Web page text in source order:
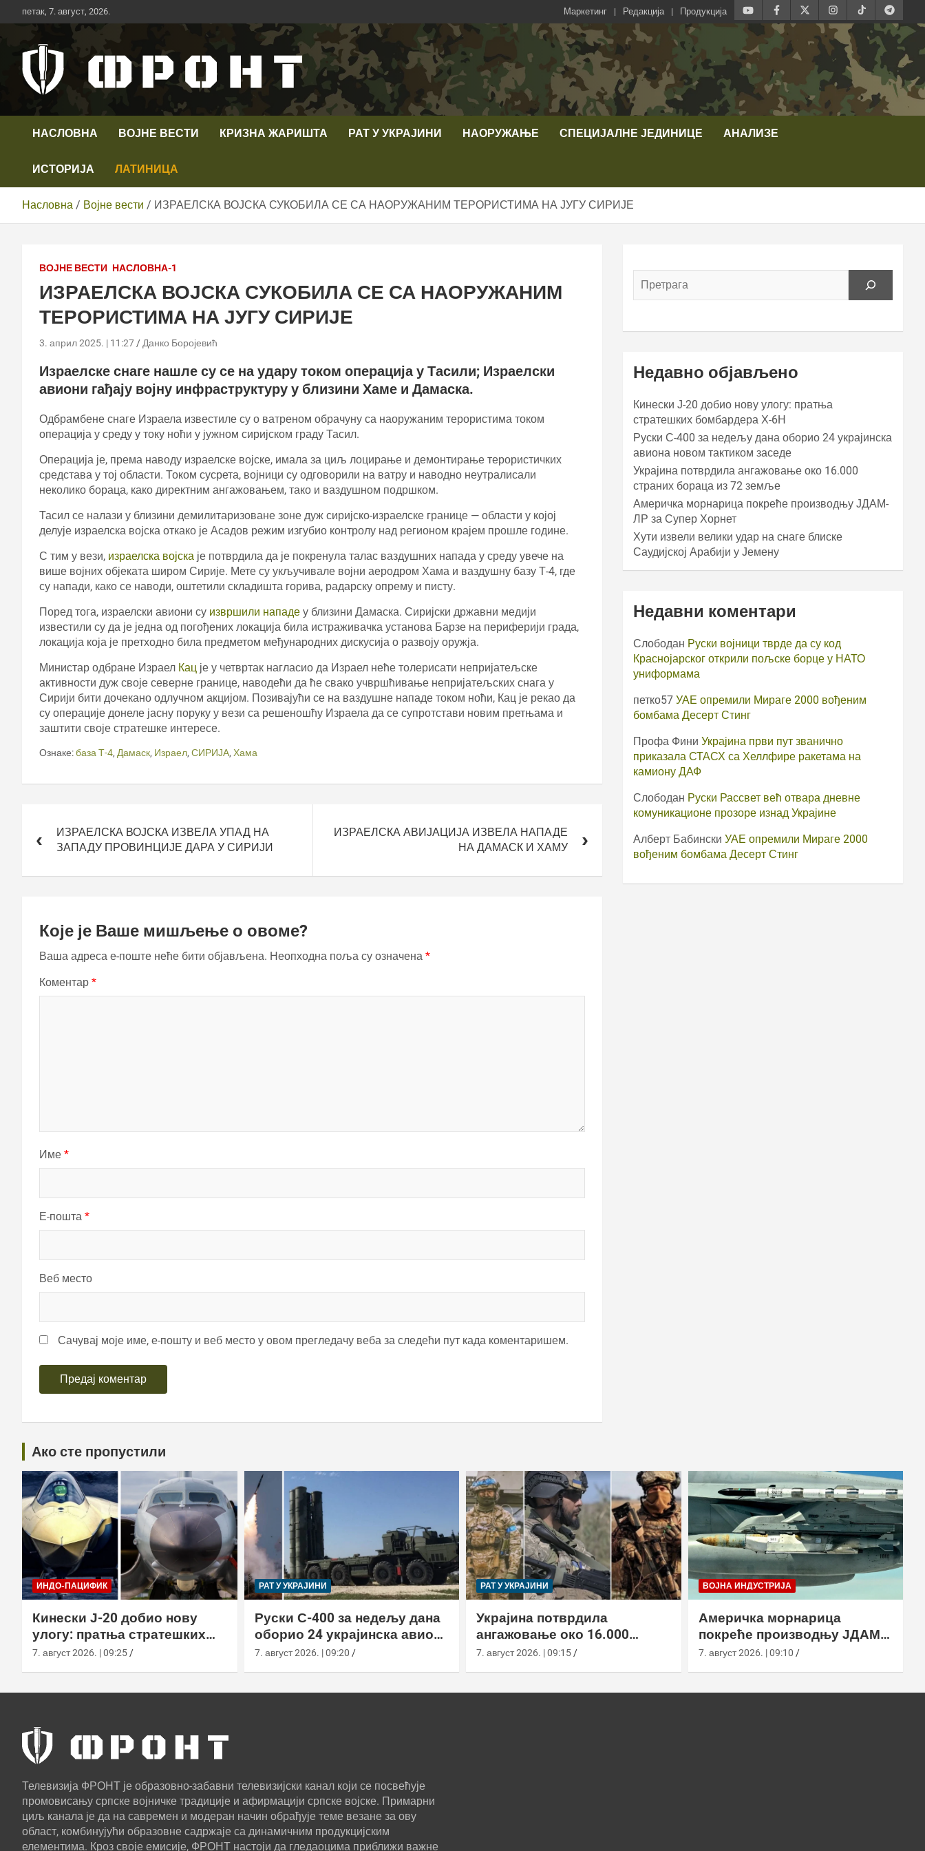
Скип
то
петак, 7. август, 2026. Маркетинг Редакција Продукција
Телевизија ФРОНТ
НАСЛОВНА ВОЈНЕ ВЕСТИ КРИЗНА ЖАРИШТА РАТ У УКРАЈИНИ НАОРУЖАЊЕ СПЕЦИЈАЛНЕ ЈЕДИНИЦЕ АНАЛИЗЕ
ИСТОРИЈА ЛАТИНИЦА
Насловна Војне вести ИЗРАЕЛСКА ВОЈСКА СУКОБИЛА СЕ СА НАОРУЖАНИМ ТЕРОРИСТИМА НА ЈУГУ СИРИЈЕ
ВОЈНЕ ВЕСТИ НАСЛОВНА-1
ИЗРАЕЛСКА ВОЈСКА СУКОБИЛА СЕ СА НАОРУЖАНИМ
ТЕРОРИСТИМА НА ЈУГУ СИРИЈЕ
3. април 2025. | 11:27 Данко Боројевић
Израелске снаге нашле су се на удару током операција у Тасили; Израелски
авиони гађају војну инфраструктуру у близини Хаме и Дамаска.
Одбрамбене снаге Израела известиле су о ватреном обрачуну са наоружаним терористима током
операција у среду у току ноћи у јужном сиријском граду Тасил.
Операција је, према наводу израелске војске, имала за циљ лоцирање и демонтирање терористичких
средстава у тој области. Током сусрета, војници су одговорили на ватру и наводно неутралисали
неколико бораца, како директним ангажовањем, тако и ваздушном подршком.
Тасил се налази у близини демилитаризоване зоне дуж сиријско-израелске границе — области у којој
делује израелска војска откако је Асадов режим изгубио контролу над регионом крајем прошле године.
С тим у вези, израелска војска је потврдила да је покренула талас ваздушних напада у среду увече на
више војних објеката широм Сирије. Мете су укључивале војни аеродром Хама и ваздушну базу Т-4, где
су напади, како се наводи, оштетили складишта горива, радарску опрему и писту.
Поред тога, израелски авиони су извршили нападе у близини Дамаска. Сиријски државни медији
известили су да је једна од погођених локација била истраживачка установа Барзе на периферији града,
локација која је претходно била предметом међународних дискусија о развоју оружја.
Министар одбране Израел Кац је у четвртак нагласио да Израел неће толерисати непријатељске
активности дуж своје северне границе, наводећи да ће свако учвршћивање непријатељских снага у
Сирији бити дочекано одлучном акцијом. Позивајући се на ваздушне нападе током ноћи, Кац је рекао да
су операције донеле јасну поруку у вези са решеношћу Израела да се супротстави новим претњама и
заштити своје стратешке интересе.
Ознаке:база Т-4, Дамаск, Израел, СИРИЈА, Хама
чланкаИЗРАЕЛСКА ВОЈСКА ИЗВЕЛА УПАД НА
ЗАПАДУ ПРОВИНЦИЈЕ ДАРА У СИРИЈИ
ИЗРАЕЛСКА АВИЈАЦИЈА ИЗВЕЛА НАПАДЕ
НА ДАМАСК И ХАМУ
Које је Ваше мишљење о овоме?
Ваша адреса е-поште неће бити објављена. Неопходна поља су означена *
Коментар *
Име *
Е-пошта *
Веб место
Сачувај моје име, е-пошту и веб место у овом прегледачу веба за следећи пут када коментаришем.
Недавно објављено
Кинески Ј-20 добио нову улогу: пратња
стратешких бомбардера Х-6Н
Руски С-400 за недељу дана оборио 24 украјинска
авиона новом тактиком заседе
Украјина потврдила ангажовање око 16.000
страних бораца из 72 земље
Америчка морнарица покреће производњу ЈДАМ-
ЛР за Супер Хорнет
Хути извели велики удар на снаге блиске
Саудијској Арабији у Јемену
Недавни коментари
Слободан Руски војници тврде да су код
Краснојарског открили пољске борце у НАТО
униформама
петко57 УАЕ опремили Мираге 2000 вођеним
бомбама Десерт Стинг
Профа Фини Украјина први пут званично
приказала СТАСХ са Хеллфире ракетама на
камиону ДАФ
Слободан Руски Рассвет већ отвара дневне
комуникационе прозоре изнад Украјине
Алберт Бабински УАЕ опремили Мираге 2000
вођеним бомбама Десерт Стинг
Ако сте пропустили
ИНДО-ПАЦИФИК
Кинески Ј-20 добио нову
улогу: пратња стратешких
бомбардера Х-6Н
7. август 2026. | 09:25
РАТ У УКРАЈИНИ
Руски С-400 за недељу дана
оборио 24 украјинска авиона
новом тактиком заседе
7. август 2026. | 09:20
РАТ У УКРАЈИНИ
Украјина потврдила
ангажовање око 16.000
страних бораца из 72 земље
7. август 2026. | 09:15
ВОЈНА ИНДУСТРИЈА
Америчка морнарица
покреће производњу ЈДАМ-
ЛР за Супер Хорнет
7. август 2026. | 09:10
Телевизија ФРОНТ је образовно-забавни телевизијски канал који се посвећује
промовисању српске војничке традиције и афирмацији српске војске. Примарни
циљ канала је да на савремен и модеран начин обрађује теме везане за ову
област, комбинујући образовне садржаје са динамичним продукцијским
елементима. Кроз своје емисије, ФРОНТ настоји да гледаоцима приближи важне